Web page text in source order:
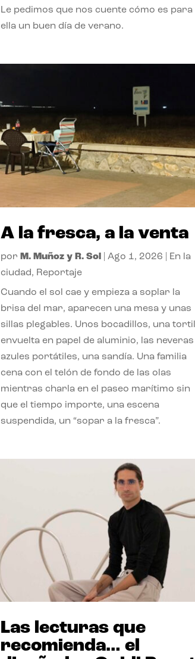
Le pedimos que nos cuente cómo es para
ella un buen día de verano.
A la fresca, a la venta
por M. Muñoz y R. Sol Ago 1, 2026
En la
ciudad, Reportaje
Cuando el sol cae y empieza a soplar la
brisa del mar, aparecen una mesa y unas
sillas plegables. Unos bocadillos, una
envuelta en papel de aluminio, las neveras
azules portátiles, una sandía. Una familia
cena con el telón de fondo de las olas
mientras charla en el paseo marítimo sin
que el tiempo importe, una escena
suspendida, un “sopar a la fresca”.
Las lecturas que
recomienda… el